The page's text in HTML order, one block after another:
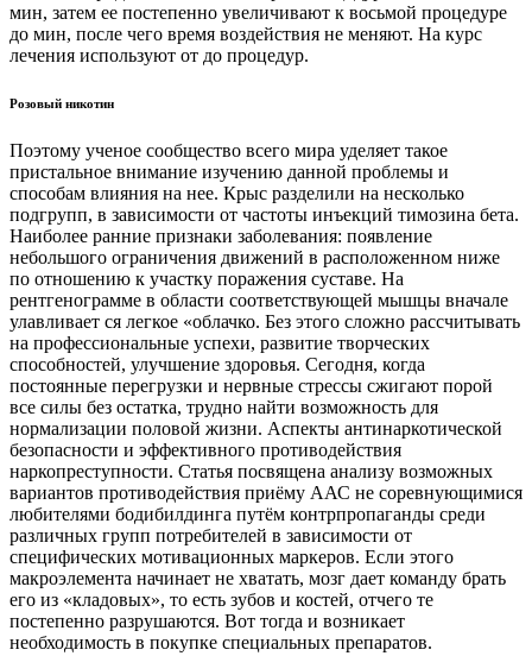
мин, затем ее постепенно увеличивают к восьмой процедуре
до мин, после чего время воздействия не меняют. На курс
лечения используют от до процедур.
Розовый никотин
Поэтому ученое сообщество всего мира уделяет такое
пристальное внимание изучению данной проблемы и
способам влияния на нее. Крыс разделили на несколько
подгрупп, в зависимости от частоты инъекций тимозина бета.
Наиболее ранние признаки заболевания: появление
небольшого ограничения движений в расположенном ниже
по отношению к участку поражения суставе. На
рентгенограмме в области соответствующей мышцы вначале
улавливает ся легкое «облачко. Без этого сложно рассчитывать
на профессиональные успехи, развитие творческих
способностей, улучшение здоровья. Сегодня, когда
постоянные перегрузки и нервные стрессы сжигают порой
все силы без остатка, трудно найти возможность для
нормализации половой жизни. Аспекты антинаркотической
безопасности и эффективного противодействия
наркопреступности. Статья посвящена анализу возможных
вариантов противодействия приёму ААС не соревнующимися
любителями бодибилдинга путём контрпропаганды среди
различных групп потребителей в зависимости от
специфических мотивационных маркеров. Если этого
макроэлемента начинает не хватать, мозг дает команду брать
его из «кладовых», то есть зубов и костей, отчего те
постепенно разрушаются. Вот тогда и возникает
необходимость в покупке специальных препаратов.